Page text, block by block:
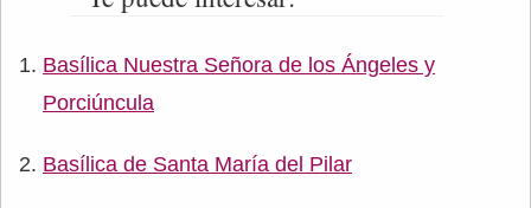
Basílica Nuestra Señora de los Ángeles y
Porciúncula
Basílica de Santa María del Pilar